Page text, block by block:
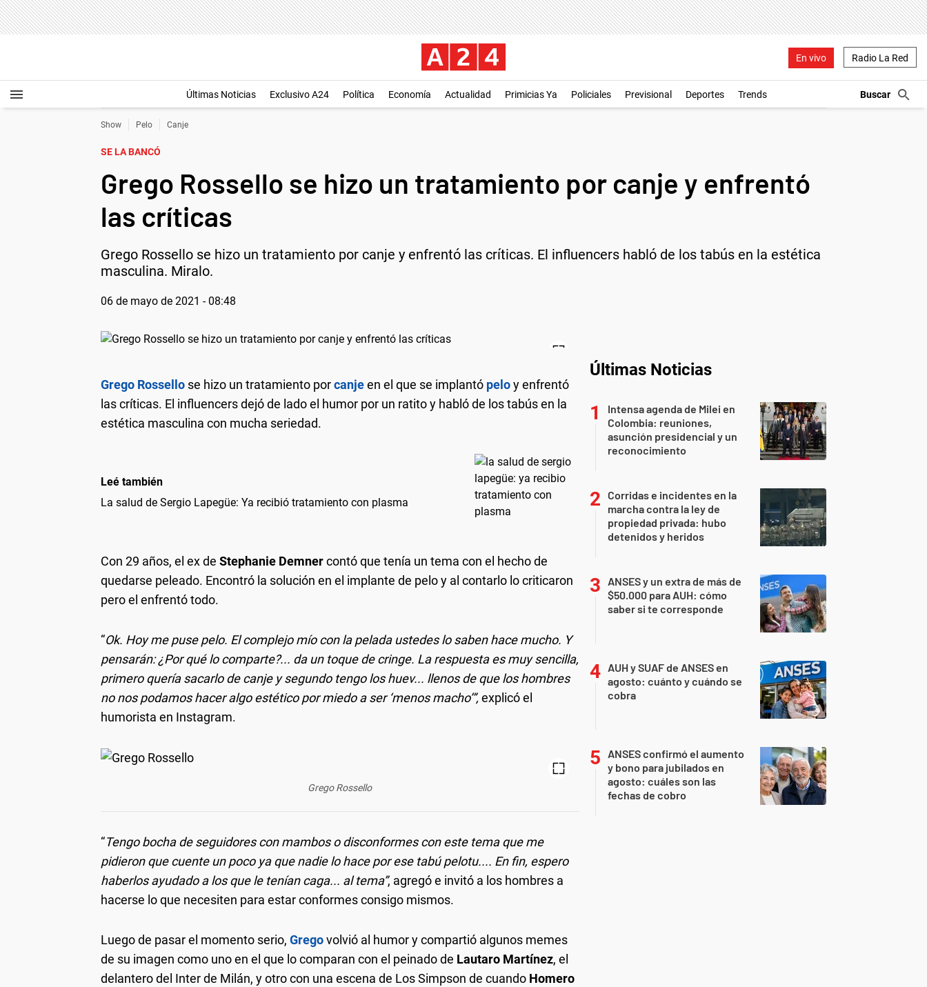
En vivo Radio La Red
Últimas Noticias Exclusivo A24 Política Economía Actualidad Primicias Ya Policiales Previsional Deportes Trends
Show Pelo Canje
SE LA BANCÓ
Grego Rossello se hizo un tratamiento por canje y enfrentó
las críticas
Grego Rossello se hizo un tratamiento por canje y enfrentó las críticas. El influencers habló de los tabús en la estética
masculina. Miralo.
06 de mayo de 2021 - 08:48
Grego Rossello se hizo un tratamiento porcanjeen el que se implantó peloy enfrentó
las críticas. El influencers dejó de lado el humor por un ratito y habló de los tabús en la
estética masculina con mucha seriedad.
Leé también
La salud de Sergio Lapegüe: Ya recibió tratamiento con plasma
Con 29 años, el ex de Stephanie Demnercontó que tenía un tema con el hecho de
quedarse peleado. Encontró la solución en el implante de pelo y al contarlo lo criticaron
pero el enfrentó todo.
“Ok. Hoy me puse pelo. El complejo mío con la pelada ustedes lo saben hace mucho. Y
pensarán: ¿Por qué lo comparte?... da un toque de cringe. La respuesta es muy sencilla,
primero quería sacarlo de canje y segundo tengo los huev... llenos de que los hombres
no nos podamos hacer algo estético por miedo a ser ‘menos macho’”, explicó el
humorista en Instagram.
Grego Rossello
“Tengo bocha de seguidores con mambos o disconformes con este tema que me
pidieron que cuente un poco ya que nadie lo hace por ese tabú pelotu.... En fin, espero
haberlos ayudado a los que le tenían caga... al tema”, agregó e invitó a los hombres a
hacerse lo que necesiten para estar conformes consigo mismos.
Luego de pasar el momento serio, Gregovolvió al humor y compartió algunos memes
de su imagen como uno en el que lo comparan con el peinado de Lautaro Martínez, el
delantero del Inter de Milán, y otro con una escena de Los Simpson de cuando Homero
Últimas Noticias
Intensa agenda de Milei en
Colombia: reuniones,
asunción presidencial y un
reconocimiento
Corridas e incidentes en la
marcha contra la ley de
propiedad privada: hubo
detenidos y heridos
ANSES y un extra de más de
$50.000 para AUH: cómo
saber si te corresponde
AUH y SUAF de ANSES en
agosto: cuánto y cuándo se
cobra
ANSES confirmó el aumento
y bono para jubilados en
agosto: cuáles son las
fechas de cobro